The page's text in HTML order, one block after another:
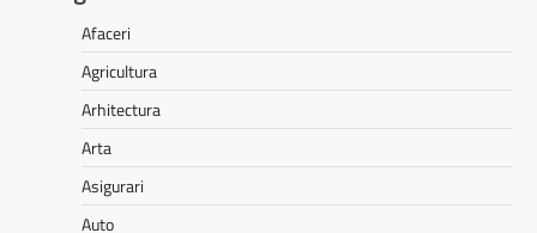
Afaceri
Agricultura
Arhitectura
Arta
Asigurari
Auto